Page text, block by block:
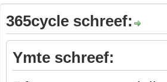
365cycle schreef:
Ymte schreef: